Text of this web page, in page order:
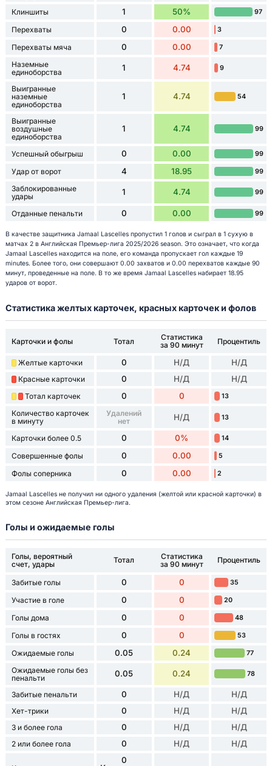
Клиншиты 1 50% 97
Перехваты 0 0.00 3
Перехваты мяча 0 0.00 7
Наземные
единоборства
1 4.74 9
Выигранные
наземные
единоборства
1 4.74 54
Выигранные
воздушные
единоборства
1 4.74 99
Успешный обыгрыш 0 0.00 99
Удар от ворот 4 18.95 99
Заблокированные
удары
1 4.74 99
Отданные пенальти 0 0.00 99
В качестве защитника Jamaal Lascelles пропустил 1 голов и сыграл в 1 сухую в
матчах 2 в Английская Премьер-лига 2025/2026 season. Это означает, что когда
Jamaal Lascelles находится на поле, его команда пропускает гол каждые 19
minutes. Более того, они совершают 0.00 захватов и 0.00 перехватов каждые 90
минут, проведенные на поле. В то же время Jamaal Lascelles набирает 18.95
ударов от ворот.
Статистика желтых карточек, красных карточек и фолов
Карточки и фолы Тотал
Статистика
за 90 минут
Процентиль
Желтые карточки 0 Н/Д Н/Д
Красные карточки 0 Н/Д Н/Д
Тотал карточек 0 0 13
Количество карточек
в минуту
Удалений
нет
Н/Д 13
Карточки более 0.5 0 0% 14
Совершенные фолы 0 0.00 5
Фолы соперника 0 0.00 2
Jamaal Lascelles не получил ни одного удаления (желтой или красной карточки) в
этом сезоне Английская Премьер-лига.
Голы и ожидаемые голы
Голы, вероятный
счет, удары
Тотал
Статистика
за 90 минут
Процентиль
Забитые голы 0 0 35
Участие в голе 0 0 20
Голы дома 0 0 48
Голы в гостях 0 0 53
Ожидаемые голы 0.05 0.24 77
Ожидаемые голы без
пенальти
0.05 0.24 78
Забитые пенальти 0 Н/Д Н/Д
Хет-трики 0 Н/Д Н/Д
3 и более гола 0 Н/Д Н/Д
2 или более гола 0 Н/Д Н/Д
0